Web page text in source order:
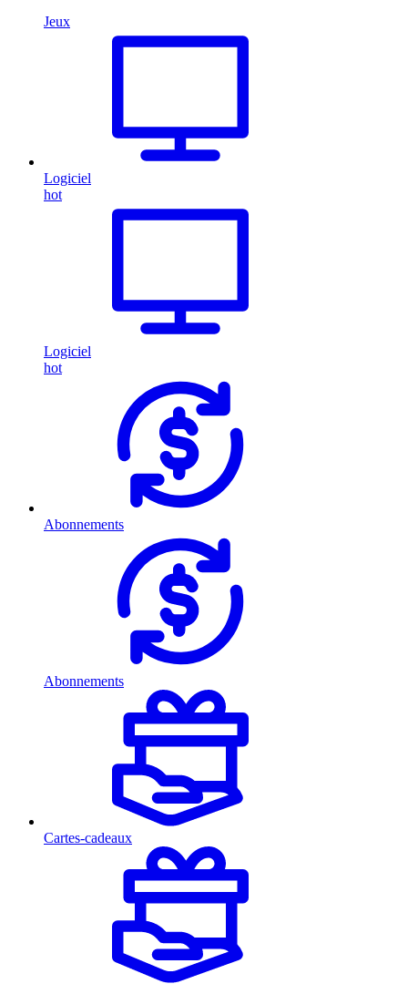
Jeux
Logiciel
hot
Logiciel
hot
Abonnements
Abonnements
Cartes-cadeaux